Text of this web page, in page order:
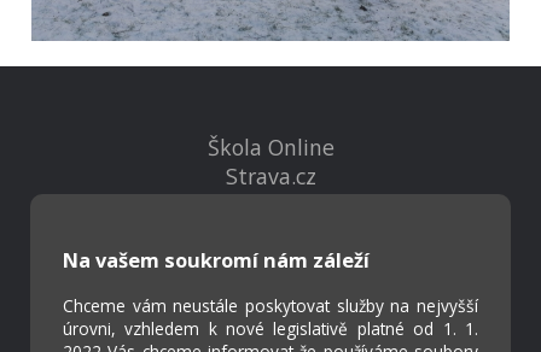
Na vašem soukromí nám záleží
Chceme vám neustále poskytovat služby na nejvyšší
úrovni, vzhledem k nové legislativě platné od 1. 1.
Škola Online
Strava.cz
Kontakty
Virtuální prohlídka